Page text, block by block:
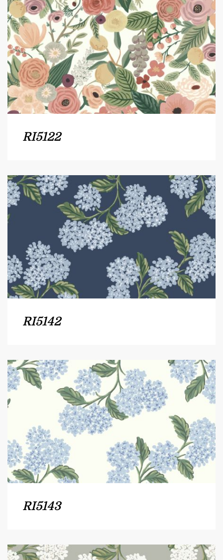
RI5122
RI5142
RI5143